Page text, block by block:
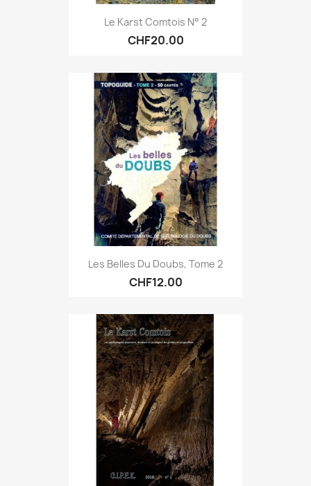
Le Karst Comtois N° 2
CHF20.00
Les Belles Du Doubs, Tome 2
CHF12.00